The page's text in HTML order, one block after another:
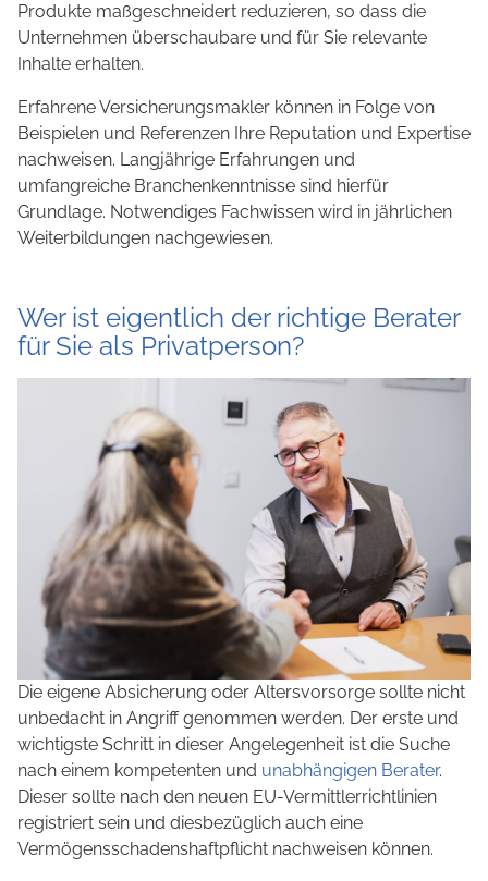
Produkte maßgeschneidert reduzieren, so dass die
Unternehmen überschaubare und für Sie relevante
Inhalte erhalten.
Erfahrene Versicherungsmakler können in Folge von
Beispielen und Referenzen Ihre Reputation und Expertise
nachweisen. Langjährige Erfahrungen und
umfangreiche Branchenkenntnisse sind hierfür
Grundlage. Notwendiges Fachwissen wird in jährlichen
Weiterbildungen nachgewiesen.
Wer ist eigentlich der richtige Berater
für Sie als Privatperson?
Die eigene Absicherung oder Altersvorsorge sollte nicht
unbedacht in Angriff genommen werden. Der erste und
wichtigste Schritt in dieser Angelegenheit ist die Suche
nach einem kompetenten und unabhängigen Berater.
Dieser sollte nach den neuen EU-Vermittlerrichtlinien
registriert sein und diesbezüglich auch eine
Vermögensschadenshaftpflicht nachweisen können.